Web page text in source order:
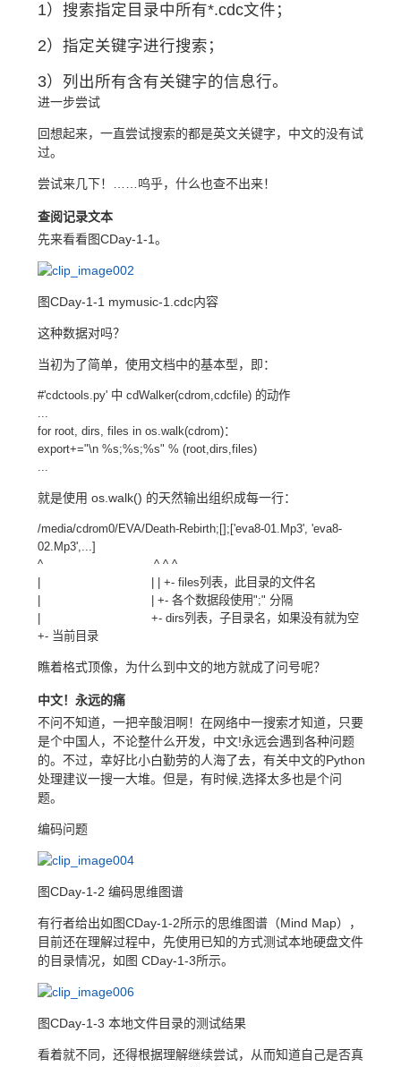
1）搜索指定目录中所有*.cdc文件；
2）指定关键字进行搜索；
3）列出所有含有关键字的信息行。
进一步尝试
回想起来，一直尝试搜索的都是英文关键字，中文的没有试
过。
尝试来几下！……呜乎，什么也查不出来！
查阅记录文本
先来看看图CDay-1-1。
图CDay-1-1 mymusic-1.cdc内容
这种数据对吗？
当初为了简单，使用文档中的基本型，即：
#'cdctools.py' 中 cdWalker(cdrom,cdcfile) 的动作
...
for root, dirs, files in os.walk(cdrom)：
export+="\n %s;%s;%s" % (root,dirs,files)
...
就是使用 os.walk() 的天然输出组织成每一行：
/media/cdrom0/EVA/Death-Rebirth;[];['eva8-01.Mp3', 'eva8-
02.Mp3',...]
^ ^ ^ ^
| | | +- files列表，此目录的文件名
| | +- 各个数据段使用";" 分隔
| +- dirs列表，子目录名，如果没有就为空
+- 当前目录
瞧着格式顶像，为什么到中文的地方就成了问号呢？
中文！永远的痛
不问不知道，一把辛酸泪啊！在网络中一搜索才知道，只要
是个中国人，不论整什么开发，中文!永远会遇到各种问题
的。不过，幸好比小白勤劳的人海了去，有关中文的Python
处理建议一搜一大堆。但是，有时候,选择太多也是个问
题。
编码问题
图CDay-1-2 编码思维图谱
有行者给出如图CDay-1-2所示的思维图谱（Mind Map），
目前还在理解过程中，先使用已知的方式测试本地硬盘文件
的目录情况，如图 CDay-1-3所示。
图CDay-1-3 本地文件目录的测试结果
看着就不同，还得根据理解继续尝试，从而知道自己是否真